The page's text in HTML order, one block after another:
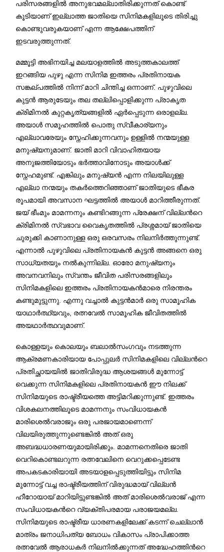
പരിസരങ്ങളില്‍ അനുഭവമല്ലാതിരിക്കുന്നത് കൊണ്ട്
കൂടിയാണ് ഇല്ലാത്ത ജാതിയെ സിനിമകളിലൂടെ തിരിച്ചു
കൊണ്ടുവരുകയാണ് എന്ന ആക്ഷേപത്തിന്
ഇടവരുത്തുന്നത്.
മമ്മൂട്ടി അഭിനയിച്ച മലയാളത്തില്‍ അടുത്തകാലത്ത്
ഇറങ്ങിയ പുഴു എന്ന സിനിമ ഇത്തരം പ്രതിനായക
സങ്കല്പത്തില്‍ നിന്ന് മാറി ചിന്തിച്ച ഒന്നാണ്. പുഴുവിലെ
കുട്ടന്‍ ആരുടേയും തല തല്ലിപ്പൊളിക്കുന്ന പ്രാകൃത
ക്രിമിനല്‍ കുറ്റകൃത്യങ്ങളില്‍ ഏര്‍പ്പെടുന്ന ഒരാളല്ല.
അയാള്‍ സമൂഹത്തില്‍ പൊതു സ്വീകാര്യനും
എല്ലാവരേയും സ്നേഹിക്കുന്നവനും ഉള്ളില്‍ നന്മയുള്ള
മനുഷ്യനുമാണ്. ജാതി മാറി വിവാഹിതയായ
അനുജത്തിയോടും ഭര്‍ത്താവിനോടും അയാള്‍ക്ക്
സ്നേഹമുണ്ട്. എങ്കിലും മനുഷ്യന്‍ എന്ന നിലയിലുള്ള
എല്ലാ നന്മയും തകര്‍ത്തെറിഞ്ഞാണ് ജാതിയുടെ ഭീകര
രൂപമായി അവസാന ഘട്ടത്തില്‍ അയാള്‍ മാറിത്തീരുന്നത്.
ജയ് ഭീംമും മാമന്നനും കണ്ടിറങ്ങുന്ന പ്രേക്ഷന് വില്ലന്‍റെ
ക്രിമിനല്‍ സ്വഭാവ വെെകൃതത്തില്‍ പ്രശ്നമായ് ജാതിയെ
ചുരുക്കി കാണാനുള്ള ഒരു ഒരവസരം നിലനിര്‍ത്തുന്നുണ്ട്.
എന്നാല്‍ പുഴുവിലെ പ്രതിനായകന്‍ കുട്ടന്‍ അങ്ങനെ ഒരു
സാധ്യതയും നല്‍കുന്നില്ല. ഓരോ മനുഷ്യനും
അവനവനിലും സ്വന്തം ജീവിത പരിസരങ്ങളിലും
സിനിമകളിലെ ഇത്തരം പ്രതിനായകന്‍മാരെ നിരന്തരം
കണ്ടുമുട്ടുന്നു. എന്നു വച്ചാല്‍ കുട്ടന്‍മാര്‍ ഒരു സാമൂഹിക
യാഥാർത്ഥ്യവും, രത്നവേല്‍ സാമൂഹിക ജീവിതത്തിൽ
അയഥാര്‍ത്ഥവുമാണ്.
കൊള്ളയും കൊലയും ബലാല്‍സംഗവും നടത്തുന്ന
ആക്രമണകാരിയായ പോപ്പുലര്‍ സിനിമകളിലെ വില്ലന്‍റെ
പ്രതിച്ഛായയില്‍ ജാതിവിരുദ്ധ ആശയങ്ങള്‍ മുന്നോട്ട്
വെക്കുന്ന സിനിമകളിലെ പ്രതിനായകന്‍ ഈ നിലക്ക്
സിനിമയുടെ രാഷ്ട്രീയത്തെ അട്ടിമറിക്കുന്നുണ്ട്. ഇത്തരം
വിശകലനത്തിലൂടെ മാമന്നനും സംവിധായകന്‍
മാരിശെല്‍വരാജും ഒരു പരജായമാണെന്ന്
വിലയിരുത്തുന്നുണ്ടെങ്കില്‍ അത് ഒരു
അബദ്ധധാരണയുമായിരിക്കും. മാമന്നനെതിരെ ജാതി
വെറികൊണ്ടലറുന്ന രത്നവേലിനെ വെറുക്കപ്പെടേണ്ട
അപകടകാരിയായി അടയാളപ്പെടുത്തിയിട്ടും സിനിമ
മുന്നോട്ട് വച്ച രാഷ്ട്രീയത്തിന് വിരുദ്ധമായ് വില്ലന്‍
ഹീറോയായ് മാറിയിട്ടുണ്ടങ്കില്‍ അത് മാരിശെല്‍വരാജ് എന്ന
സംവിധായകന്‍റെ വ്യക്തിപരമായ പരാജയമല്ല.
സിനിമയുടെ രാഷ്ട്രീയ ധാരണകളിലേക്ക് കടന്ന് ചെല്ലാന്‍
മാത്രം ജനാധിപത്യ ബോധം വികാസം പ്രാപിക്കാത്ത
രത്നവേല്‍ ആരാധകര്‍ നിലനില്‍ക്കുന്നത് അദ്ധേഹത്തിന്‍റെ